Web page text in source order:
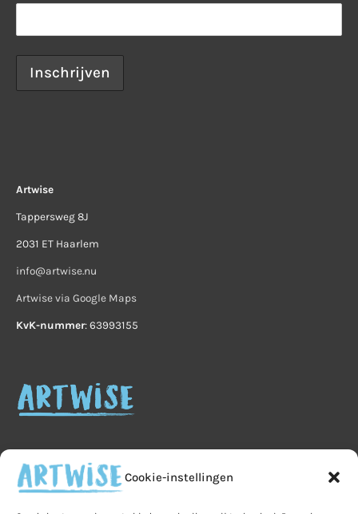
Cookie-instellingen
Artwise
Tappersweg 8J
2031 ET Haarlem
info@artwise.nu
Artwise via Google Maps
KvK-nummer: 63993155